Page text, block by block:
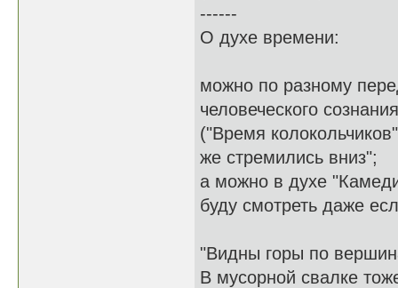
------
О духе времени:
можно по разному
человеческого
("Время
же стремились вниз";
а можно в духе
буду смотреть даже
"Видны горы по
В мусорной свалке